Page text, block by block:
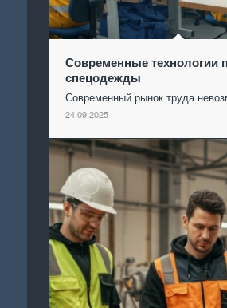
Современные технологии
спецодежды
Современный рынок труда
24.09.2025